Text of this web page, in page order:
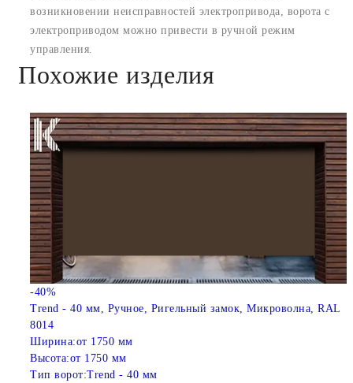
возникновении неисправностей электропривода, ворота с
электроприводом можно привести в ручной режим
управления.
Похожие изделия
-40%
Trend - 40 мм, Ручное, Ригельный замок, Микроволна, RAL
8014
Ширина:от 1750 мм
Высота:от 1750 мм
Тип ворот:Trend - 40 мм